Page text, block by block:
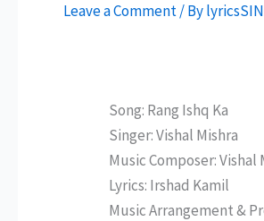
Leave a Comment/ By
Song: Rang Ishq Ka
Singer: Vishal Mishra
Music Composer: Vishal
Lyrics: Irshad Kamil
Music Arrangement &